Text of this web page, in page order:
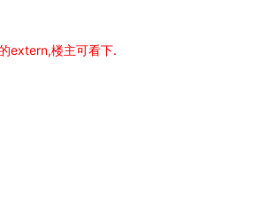
extern,楼主可看下.